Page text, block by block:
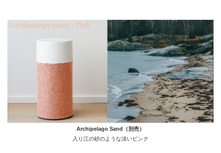
Archipelago Sand（別売）
入り江の砂のような淡いピンク